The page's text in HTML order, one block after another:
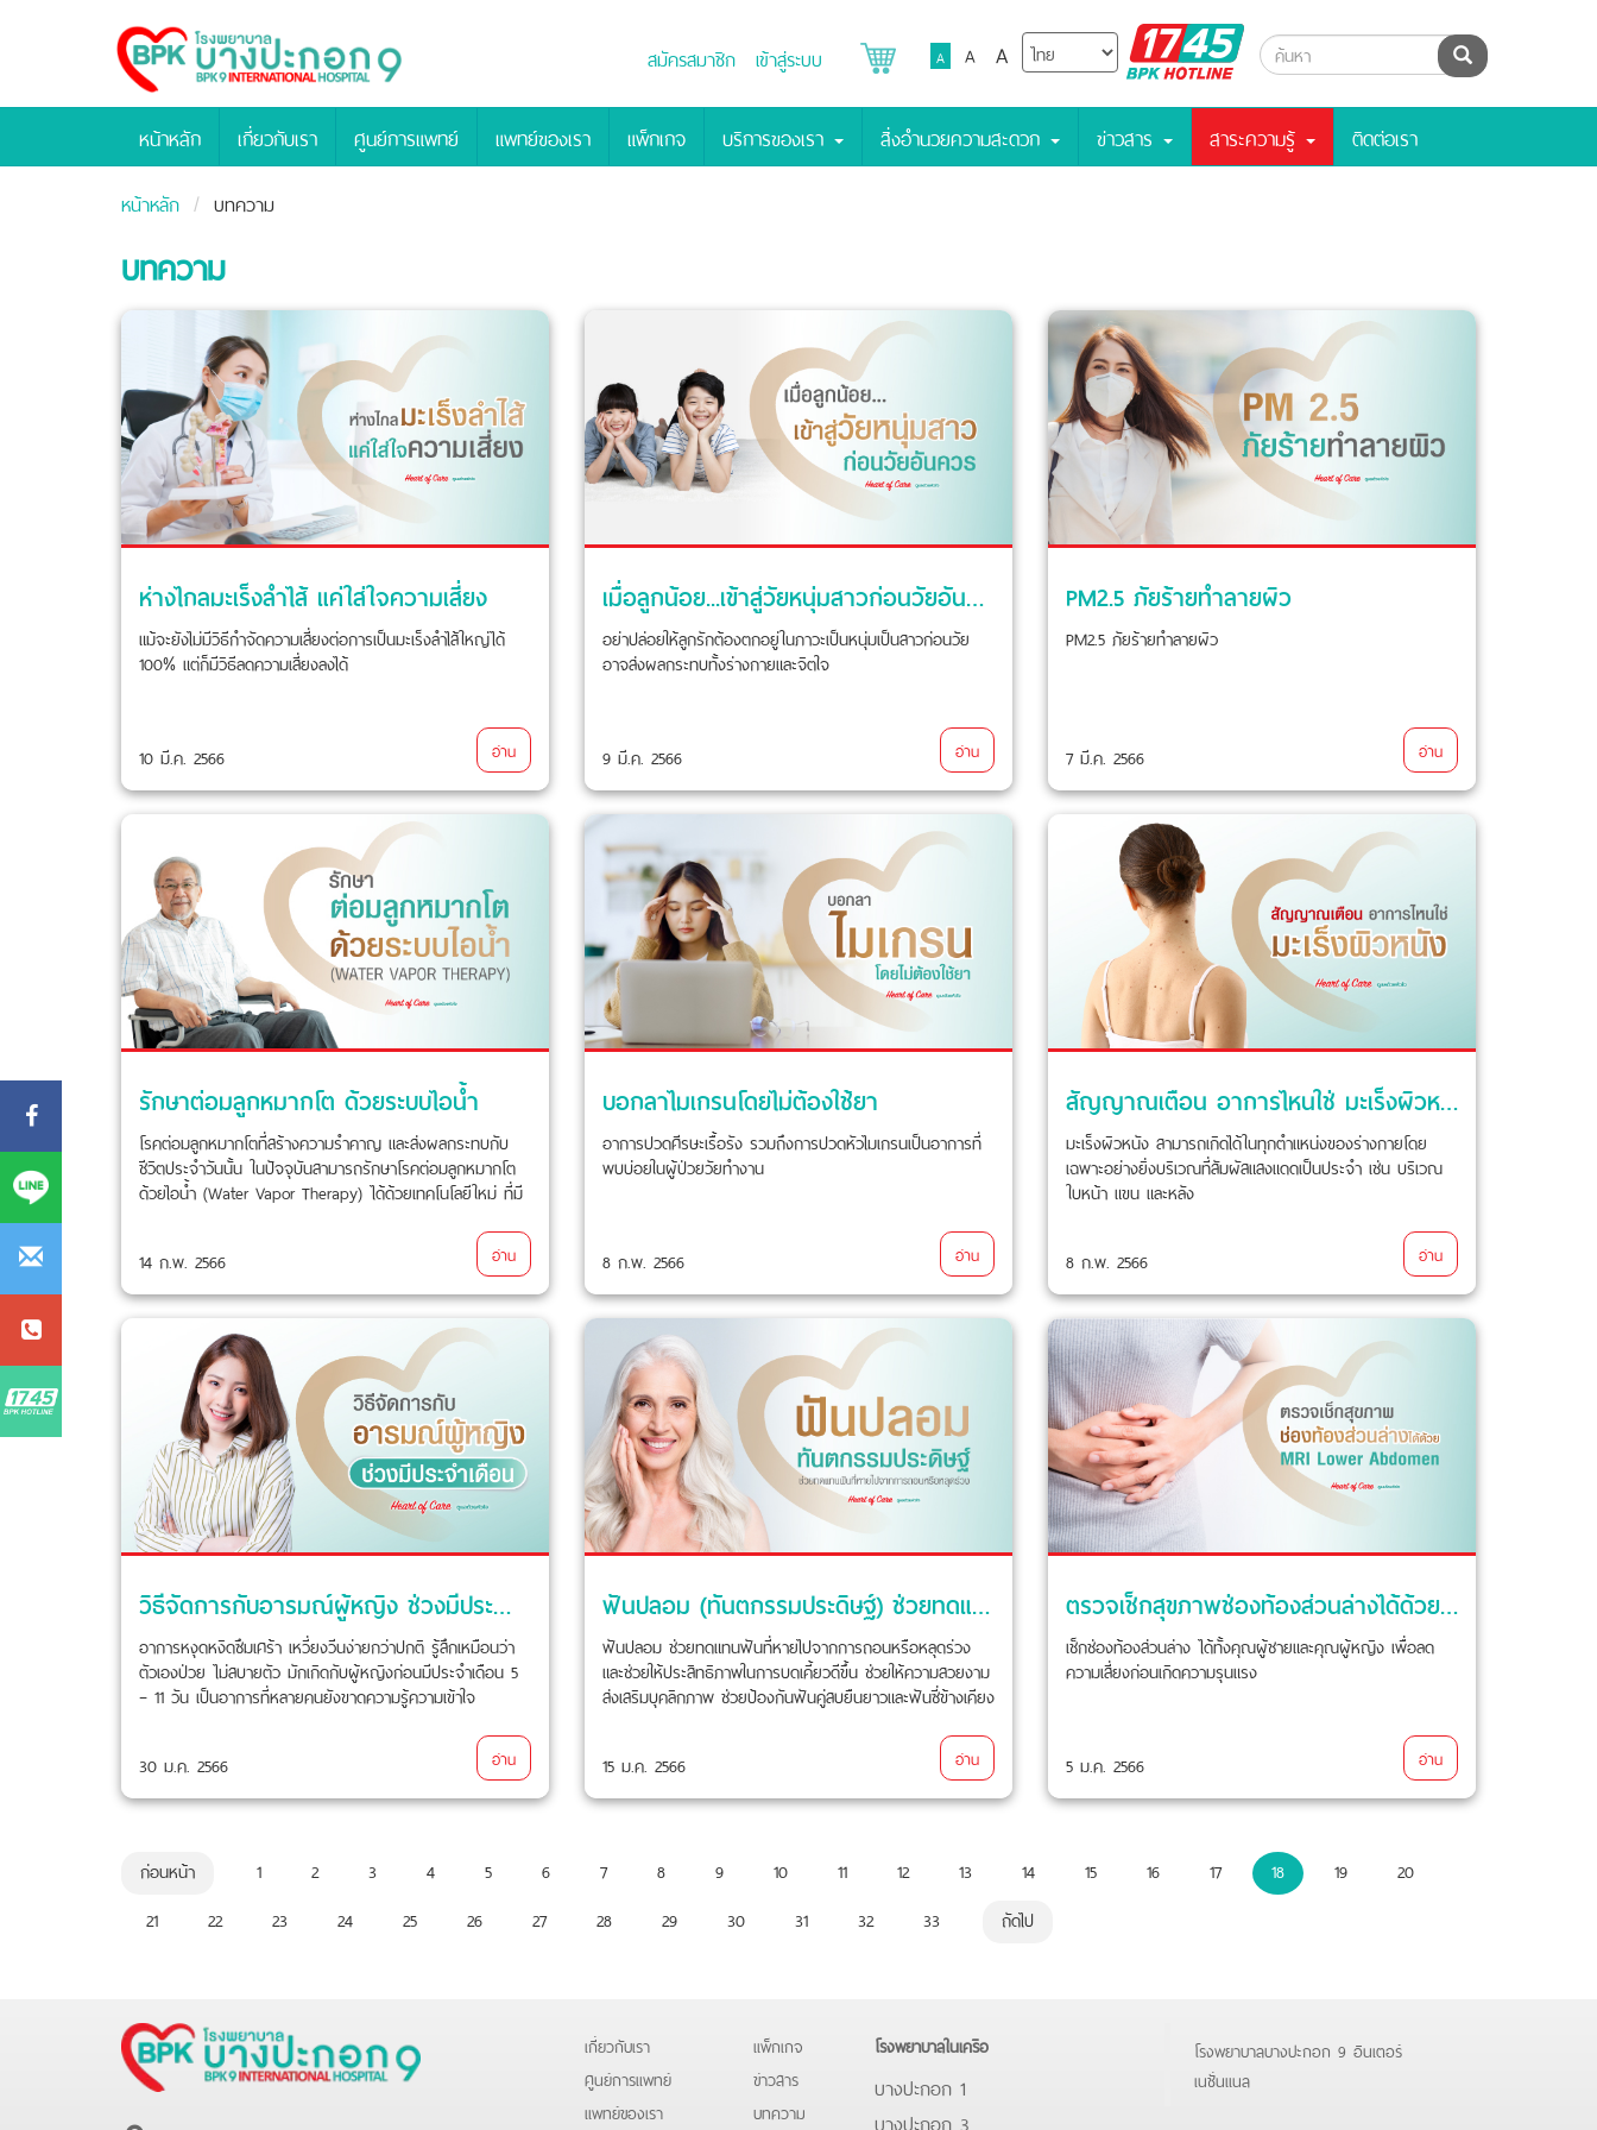
Bangpakok
Hospital
สมัครสมาชิก เข้าสู่ระบบ A A A
BPK
Hotline
ค้นหา
หน้าหลัก เกี่ยวกับเรา ศูนย์การแพทย์ แพทย์ของเรา แพ็กเกจ บริการของเรา สิ่งอำนวยความสะดวก ข่าวสาร สาระความรู้ ติดต่อเรา
หน้าหลัก บทความ
บทความ
ห่างไกลมะเร็งลำไส้ แค่ใส่ใจความเสี่ยง
แม้จะยังไม่มีวิธีกำจัดความเสี่ยงต่อการเป็นมะเร็งลำไส้ใหญ่ได้
100% แต่ก็มีวิธีลดความเสี่ยงลงได้
10 มี.ค. 2566 อ่าน
เมื่อลูกน้อย...เข้าสู่วัยหนุ่มสาวก่อนวัยอันควร
อย่าปล่อยให้ลูกรักต้องตกอยู่ในภาวะเป็นหนุ่มเป็นสาวก่อนวัย
อาจส่งผลกระทบทั้งร่างกายและจิตใจ
9 มี.ค. 2566 อ่าน
PM2.5 ภัยร้ายทำลายผิว
PM2.5 ภัยร้ายทำลายผิว
7 มี.ค. 2566 อ่าน
รักษาต่อมลูกหมากโต ด้วยระบบไอน้ำ
โรคต่อมลูกหมากโตที่สร้างความรำคาญ และส่งผลกระทบกับ
ชีวิตประจำวันนั้น ในปัจจุบันสามารถรักษาโรคต่อมลูกหมากโต
ด้วยไอน้ำ (Water Vapor Therapy) ได้ด้วยเทคโนโลยีใหม่ ที่มี
14 ก.พ. 2566
อ่าน
บอกลาไมเกรนโดยไม่ต้องใช้ยา
อาการปวดศีรษะเรื้อรัง รวมถึงการปวดหัวไมเกรนเป็นอาการที่
พบบ่อยในผู้ป่วยวัยทำงาน
8 ก.พ. 2566 อ่าน
สัญญาณเตือน อาการไหนใช่ มะเร็งผิวหนัง
มะเร็งผิวหนัง สามารถเกิดได้ในทุกตำแหน่งของร่างกายโดย
เฉพาะอย่างยิ่งบริเวณที่สัมผัสแสงแดดเป็นประจำ เช่น บริเวณ
ใบหน้า แขน และหลัง
8 ก.พ. 2566 อ่าน
วิธีจัดการกับอารมณ์ผู้หญิง ช่วงมีประจำเดือน
อาการหงุดหงิดซึมเศร้า เหวี่ยงวีนง่ายกว่าปกติ รู้สึกเหมือนว่า
ตัวเองป่วย ไม่สบายตัว มักเกิดกับผู้หญิงก่อนมีประจำเดือน 5
– 11 วัน เป็นอาการที่หลายคนยังขาดความรู้ความเข้าใจ
30 ม.ค. 2566 อ่าน
ฟันปลอม (ทันตกรรมประดิษฐ์) ช่วยทดแทนฟันที่หายไปจากการถอนหรือหลุดร่วง
ฟันปลอม ช่วยทดแทนฟันที่หายไปจากการถอนหรือหลุดร่วง
และช่วยให้ประสิทธิภาพในการบดเคี้ยวดีขึ้น ช่วยให้ความสวยงาม
ส่งเสริมบุคลิกภาพ ช่วยป้องกันฟันคู่สบยืนยาวและฟันซี่ข้างเคียง
15 ม.ค. 2566
อ่าน
ตรวจเช็กสุขภาพช่องท้องส่วนล่างได้ด้วย MRI Lower Abdomen
เช็กช่องท้องส่วนล่าง ได้ทั้งคุณผู้ชายและคุณผู้หญิง เพื่อลด
ความเสี่ยงก่อนเกิดความรุนแรง
5 ม.ค. 2566 อ่าน
ก่อนหน้า 1 2 3 4 5 6 7 8 9 10 11 12 13 14 15 16 17 18 19
20
21
22 23 24 25 26 27 28 29 30 31 32 33 ถัดไป
เกี่ยวกับเรา
ศูนย์การแพทย์
แพทย์ของเรา
แพ็กเกจ
ข่าวสาร
บทความ
โรงพยาบาลในเครือ
บางปะกอก 1
บางปะกอก 3
โรงพยาบาลบางปะกอก 9 อินเตอร์
เนชั่นแนล